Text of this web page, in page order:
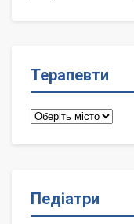
Терапевти
Терапевти
Педіатри